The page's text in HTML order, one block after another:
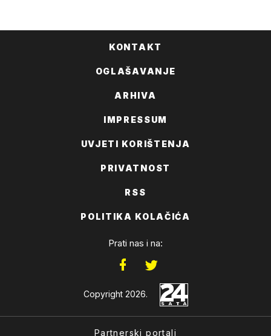
KONTAKT
OGLAŠAVANJE
ARHIVA
IMPRESSUM
UVJETI KORIŠTENJA
PRIVATNOST
RSS
POLITIKA KOLAČIĆA
Prati nas i na:
Copyright 2026.
Partnerski portali